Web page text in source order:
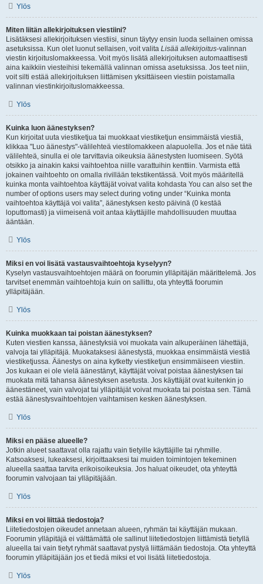
Ylös
Miten liitän allekirjoituksen viestiini?
Lisätäksesi allekirjoituksen viestiisi, sinun täytyy ensin luoda sellainen omissa
asetuksissa. Kun olet luonut sellaisen, voit valita Lisää allekirjoitus-valinnan
viestin kirjoituslomakkeessa. Voit myös lisätä allekirjoituksen automaattisesti
aina kaikkiin viesteihisi tekemällä valinnan omissa asetuksissa. Jos teet niin,
voit silti estää allekirjoituksen liittämisen yksittäiseen viestiin poistamalla
valinnan viestinkirjoituslomakkeessa.
Ylös
Kuinka luon äänestyksen?
Kun kirjoitat uuta viestiketjua tai muokkaat viestiketjun ensimmäistä viestiä,
klikkaa "Luo äänestys"-välilehteä viestilomakkeen alapuolella. Jos et näe tätä
välilehteä, sinulla ei ole tarvittavia oikeuksia äänestysten luomiseen. Syötä
otsikko ja ainakin kaksi vaihtoehtoa niille varattuihin kenttiin. Varmista että
jokainen vaihtoehto on omalla rivillään tekstikentässä. Voit myös määritellä
kuinka monta vaihtoehtoa käyttäjät voivat valita kohdasta You can also set the
number of options users may select during voting under “Kuinka monta
vaihtoehtoa käyttäjä voi valita”, äänestyksen kesto päivinä (0 kestää
loputtomasti) ja viimeisenä voit antaa käyttäjille mahdollisuuden muuttaa
ääntään.
Ylös
Miksi en voi lisätä vastausvaihtoehtoja kyselyyn?
Kyselyn vastausvaihtoehtojen määrä on foorumin ylläpitäjän määrittelemä. Jos
tarvitset enemmän vaihtoehtoja kuin on sallittu, ota yhteyttä foorumin
ylläpitäjään.
Ylös
Kuinka muokkaan tai poistan äänestyksen?
Kuten viestien kanssa, äänestyksiä voi muokata vain alkuperäinen lähettäjä,
valvoja tai ylläpitäjä. Muokataksesi äänestystä, muokkaa ensimmäistä viestiä
viestiketjussa. Äänestys on aina kytketty viestiketjun ensimmäiseen viestiin.
Jos kukaan ei ole vielä äänestänyt, käyttäjät voivat poistaa äänestyksen tai
muokata mitä tahansa äänestyksen asetusta. Jos käyttäjät ovat kuitenkin jo
äänestäneet, vain valvojat tai ylläpitäjät voivat muokata tai poistaa sen. Tämä
estää äänestysvaihtoehtojen vaihtamisen kesken äänestyksen.
Ylös
Miksi en pääse alueelle?
Jotkin alueet saattavat olla rajattu vain tietyille käyttäjille tai ryhmille.
Katsoaksesi, lukeaksesi, kirjoittaaksesi tai muiden toimintojen tekeminen
alueella saattaa tarvita erikoisoikeuksia. Jos haluat oikeudet, ota yhteyttä
foorumin valvojaan tai ylläpitäjään.
Ylös
Miksi en voi liittää tiedostoja?
Liitetiedostojen oikeudet annetaan alueen, ryhmän tai käyttäjän mukaan.
Foorumin ylläpitäjä ei välttämättä ole sallinut liitetiedostojen liittämistä tietyllä
alueella tai vain tietyt ryhmät saattavat pystyä liittämään tiedostoja. Ota yhteyttä
foorumin ylläpitäjään jos et tiedä miksi et voi lisätä liitetiedostoja.
Ylös